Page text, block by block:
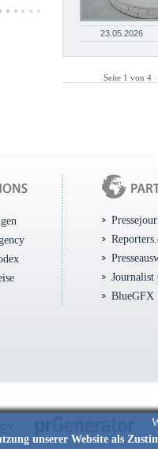
unserer Website als
23.05.2026
Seite 1 von 4
Journalist
BlueGFX